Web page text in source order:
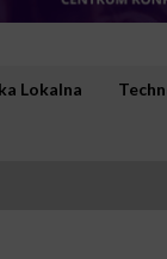
Lokalna